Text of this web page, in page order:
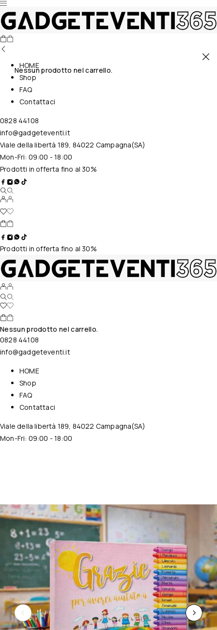
Nessun prodotto nel carrello.
HOME
Shop
FAQ
Contattaci
0828 44108
info@gadgeteventi.it
Viale della libertà 189, 84022 Campagna(SA)
Mon-Fri: 09:00 - 18:00
Prodotti in offerta fino al 30%
Prodotti in offerta fino al 30%
Nessun prodotto nel carrello.
0828 44108
info@gadgeteventi.it
HOME
Shop
FAQ
Contattaci
Viale della libertà 189, 84022 Campagna(SA)
Mon-Fri: 09:00 - 18:00